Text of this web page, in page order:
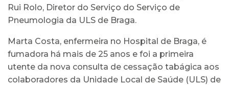
Rui Rolo, Diretor do Serviço do Serviço de
Pneumologia da ULS de Braga.
Marta Costa, enfermeira no Hospital de Braga, é
fumadora há mais de 25 anos e foi a primeira
utente da nova consulta de cessação tabágica aos
colaboradores da Unidade Local de Saúde (ULS) de